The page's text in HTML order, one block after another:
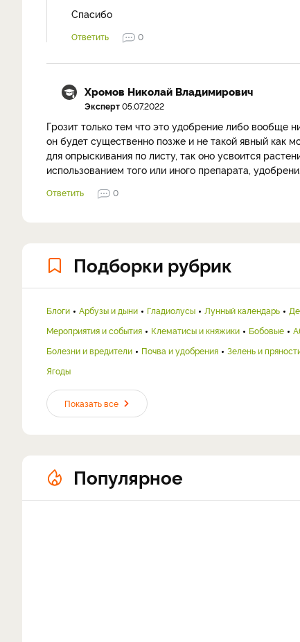
Спасибо
Ответить 0
Хромов Николай Владимирович
Эксперт05.07.2022
Грозит только тем что это удобрение либо вообще
он будет существенно позже и не такой явный как
для опрыскивания по листу, так оно усвоится
использованием того или иного препарата,
Ответить 0
Подборки рубрик
Блоги Арбузы и дыни Гладиолусы Лунный календарь
Мероприятия и события
Клематисы и княжики Бобовые
Болезни и вредители
Почва и удобрения Зелень и
Ягоды
Показать все
Популярное